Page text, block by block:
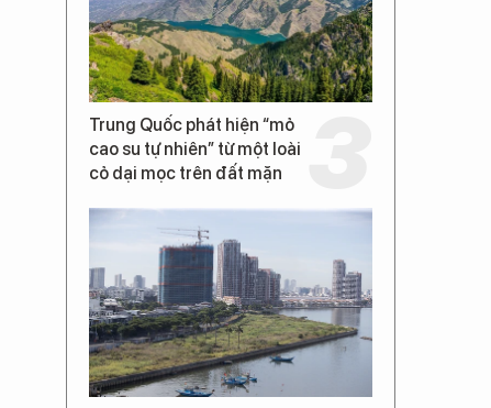
Trung Quốc phát hiện “mỏ
cao su tự nhiên” từ một loài
cỏ dại mọc trên đất mặn